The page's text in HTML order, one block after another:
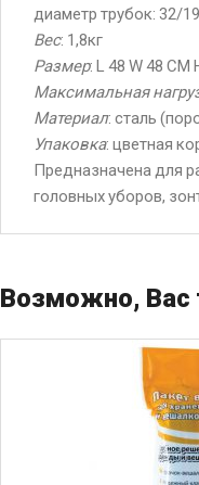
диаметр трубок: 32/
Вес: 1,8кг
Размер: L 48 W 48 CM
Максимальная
Материал: сталь
Упаковка: цветная
Предназначена для
головных уборов,
Возможно, Вас